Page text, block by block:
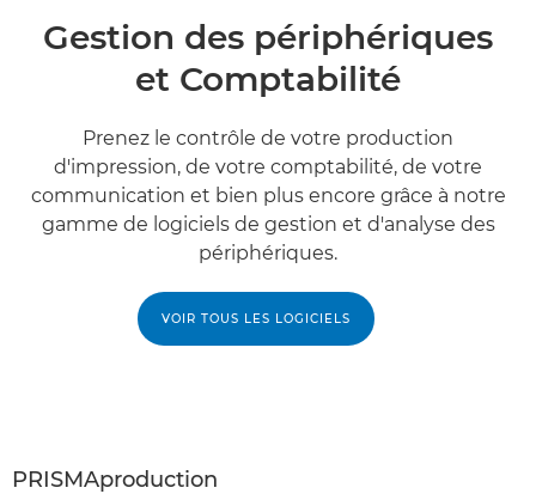
Gestion des périphériques
et Comptabilité
Prenez le contrôle de votre production
d'impression, de votre comptabilité, de votre
communication et bien plus encore grâce à notre
gamme de logiciels de gestion et d'analyse des
périphériques.
VOIR TOUS LES LOGICIELS
PRISMAproduction